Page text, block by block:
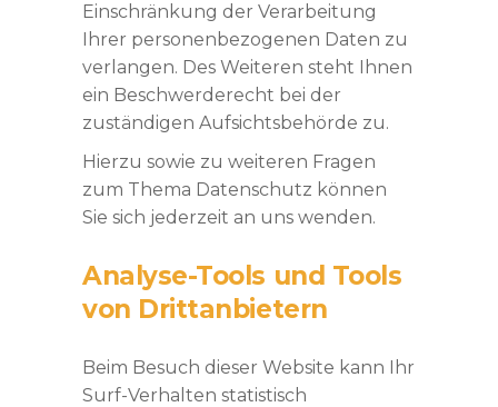
Einschränkung der Verarbeitung
Ihrer personenbezogenen Daten zu
verlangen. Des Weiteren steht Ihnen
ein Beschwerderecht bei der
zuständigen Aufsichtsbehörde zu.
Hierzu sowie zu weiteren Fragen
zum Thema Datenschutz können
Sie sich jederzeit an uns wenden.
Analyse-Tools und Tools
von Dritt­anbietern
Beim Besuch dieser Website kann Ihr
Surf-Verhalten statistisch